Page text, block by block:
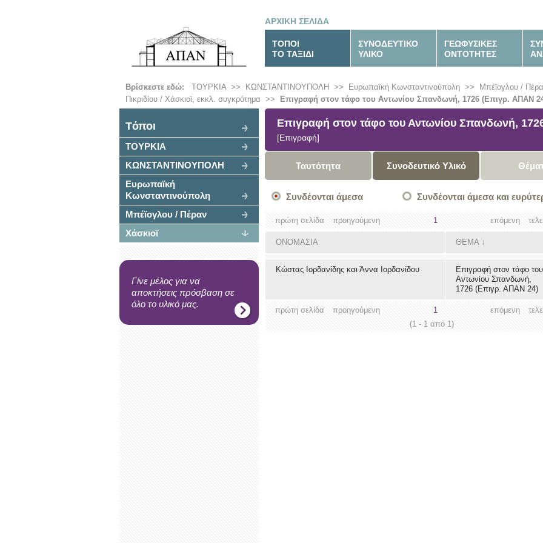
ΑΡΧΙΚΗ ΣΕΛΙΔΑ
ΤΟΠΟΙ
ΤΟ ΤΑΞΙΔΙ
ΣΥΝΟΔΕΥΤΙΚΟ
ΥΛΙΚΟ
ΓΕΩΦΥΣΙΚΕΣ
ΟΝΤΟΤΗΤΕΣ
Βρίσκεστε εδώ: ΤΟΥΡΚΙΑ>> ΚΩΝΣΤΑΝΤΙΝΟΥΠΟΛΗ >> Ευρωπαϊκή Κωνσταντινούπολη >> Μπέϊογλου /
Πικριδίου / Χάσκιοϊ, εκκλ. συγκρότημα >> Επιγραφή στον τάφο του Αντωνίου Σπανδωνή, 1726 (Επιγρ. ΑΠΑΝ
Tόποι
ΤΟΥΡΚΙΑ
ΚΩΝΣΤΑΝΤΙΝΟΥΠΟΛΗ
Ευρωπαϊκή
Κωνσταντινούπολη
Μπέϊογλου / Πέραν
Χάσκιοϊ
Γίνε μέλος για να
αποκτήσεις πρόσβαση σε
όλο το υλικό μας.
Επιγραφή στον τάφο του Αντωνίου Σπανδωνή,
[Επιγραφή]
Ταυτότητα Συνοδευτικό Υλικό
Συνδέονται άμεσα Συνδέονται άμεσα και
επόμενη
πρώτη σελίδα προηγούμενη 1
ΟΝΟΜΑΣΙΑ ΘΕΜΑ↓
Κώστας Ιορδανίδης και Άννα Ιορδανίδου
Επιγραφή στον τάφο του
Αντωνίου Σπανδωνή,
1726 (Επιγρ. ΑΠΑΝ 24)
επόμενη
πρώτη σελίδα προηγούμενη
1
(1 - 1 από 1)